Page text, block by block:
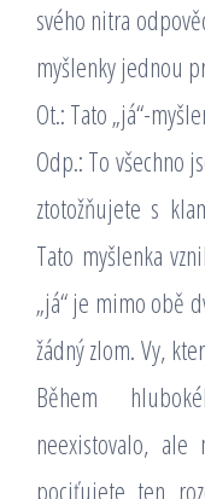
svého nitra
myšlenky jednou
Ot.: Tato „já“-
Odp.: To všechno
ztotožňujete s
Tato myšlenka
„já“ je mimo obě
žádný zlom. Vy,
Během
neexistovalo,
pociťujete ten